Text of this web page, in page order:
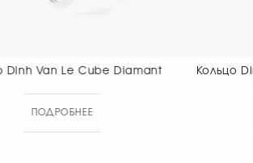
Кольцо Dinh Van Le Cube Diamant